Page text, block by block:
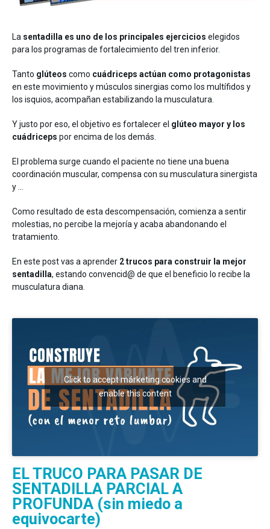
Detrás de mDurance
Webinars
Investigaciones
Descargas
La sentadilla es uno de los principales ejercicios elegidos
para los programas de fortalecimiento del tren inferior.
Tanto glúteos como cuádriceps actúan como protagonistas
en este movimiento y músculos sinergias como los multífidos y
los isquios, acompañan estabilizando la musculatura.
Y justo por eso, el objetivo es fortalecer el glúteo mayor y los
cuádriceps por encima de los demás.
El problema surge cuando el paciente no tiene una buena
coordinación muscular, compensa con su musculatura sinergista
y …
Como resultado de esta descompensación, comienza a sentir
molestias, no percibe la mejoría y acaba abandonando el
tratamiento.
En este post vas a aprender 2 trucos para construir la mejor
sentadilla, estando convencid@ de que el beneficio lo recibe la
musculatura diana.
Click to accept márketing cookies and
enable this content
EL TRUCO PARA PASAR DE
SENTADILLA PARCIAL A
PROFUNDA (sin miedo a
equivocarte)